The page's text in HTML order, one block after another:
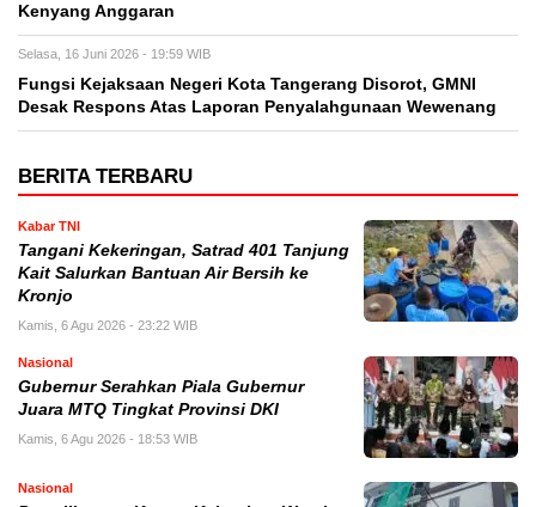
Kenyang Anggaran
Selasa, 16 Juni 2026 - 19:59 WIB
Fungsi Kejaksaan Negeri Kota Tangerang Disorot, GMNI
Desak Respons Atas Laporan Penyalahgunaan Wewenang
BERITA TERBARU
Kabar TNI
Tangani Kekeringan, Satrad 401 Tanjung
Kait Salurkan Bantuan Air Bersih ke
Kronjo
Kamis, 6 Agu 2026 - 23:22 WIB
Nasional
Gubernur Serahkan Piala Gubernur
Juara MTQ Tingkat Provinsi DKI
Kamis, 6 Agu 2026 - 18:53 WIB
Nasional